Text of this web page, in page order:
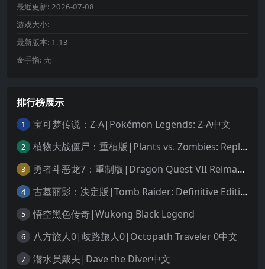
最近更新: 2026-07-08
游戏大小:
最新版本: 1.13
金手指: 无
排行榜展示
1 宝可梦传说：Z-A|Pokémon Legends: Z-A中文
2 植物大战僵尸：重植版|Plants vs. Zombies: Replanted中文
3 勇者斗恶龙7：重制版|Dragon Quest VII Reimagined中文
4 古墓丽影：决定版|Tomb Raider: Definitive Edition中文
5 悟空黑色传奇|Wukong Black Legend
6 八方旅人0|歧路旅人0|Octopath Traveler 0中文
7 潜水员戴夫|Dave the Diver中文